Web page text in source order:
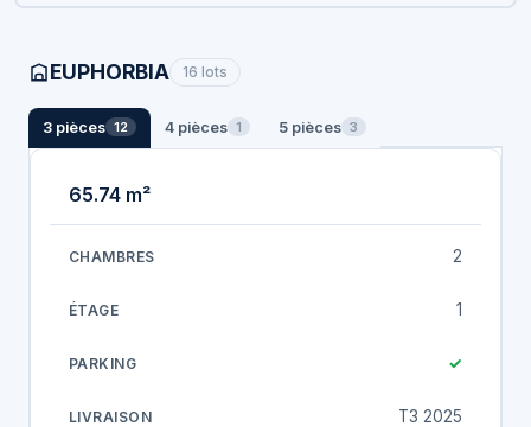
EUPHORBIA 16 lots
3 pièces 12 4 pièces 1 5 pièces 3
65.74 m²
2
1
✓
T3 2025